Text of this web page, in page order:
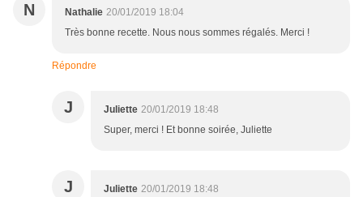
N Nathalie 20/01/2019 18:04
Très bonne recette. Nous nous sommes régalés. Merci !
Répondre
J Juliette 20/01/2019 18:48
Super, merci ! Et bonne soirée, Juliette
J Juliette 20/01/2019 18:48